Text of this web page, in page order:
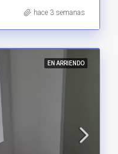
hace 3 semanas
EN ARRIENDO